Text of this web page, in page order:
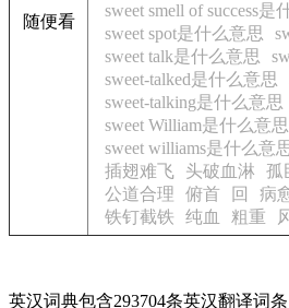
随便看
sweet smell of success是
sweet spot是什么意思
sweet talk是什么意思
sweet-talked是什么意思
sweet-talking是什么意思
sweet William是什么意思
sweet williams是什么意
插翅难飞
头破血淋 孤
公道合理
俯首 回 病
铁钉截铁
纯血 粗重
英汉词典包含293704条英汉翻译词